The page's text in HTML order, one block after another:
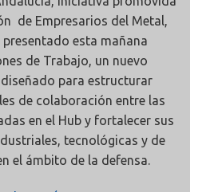
de Empresarios del Metal,
presentado esta mañana
de Trabajo, un nuevo
para estructurar
de colaboración entre las
en el Hub y fortalecer sus
tecnológicas y de
el ámbito de la defensa.